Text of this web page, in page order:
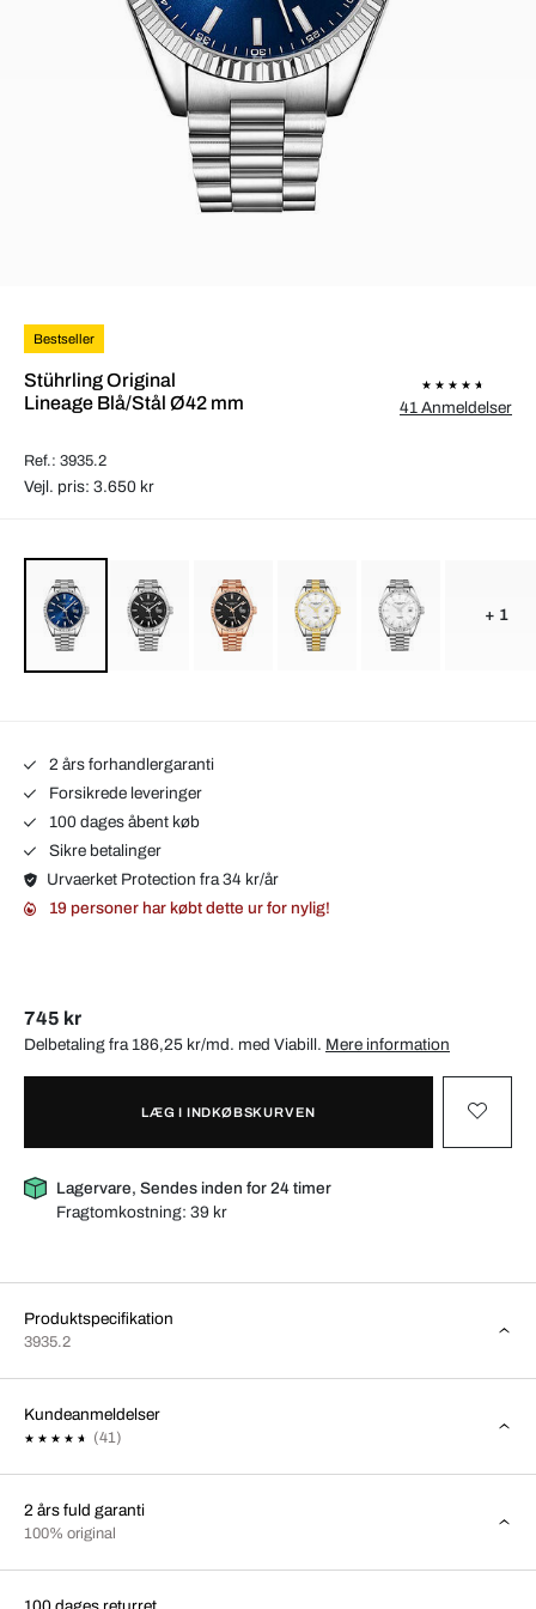
Bestseller
Stührling Original
Lineage Blå/Stål Ø42 mm
Ref.: 3935.2
41 Anmeldelser
Vejl. pris: 3.650 kr
+ 1
2 års forhandlergaranti
Forsikrede leveringer
100 dages åbent køb
Sikre betalinger
Urvaerket Protection fra 34 kr/år
19 personer har købt dette ur for nylig!
745 kr
Delbetaling fra 186,25 kr/md. med Viabill. Mere information
LÆG I INDKØBSKURVEN
Lagervare, Sendes inden for 24 timer
Fragtomkostning:39 kr
Produktspecifikation
3935.2
Kundeanmeldelser
(41)
2 års fuld garanti
100% original